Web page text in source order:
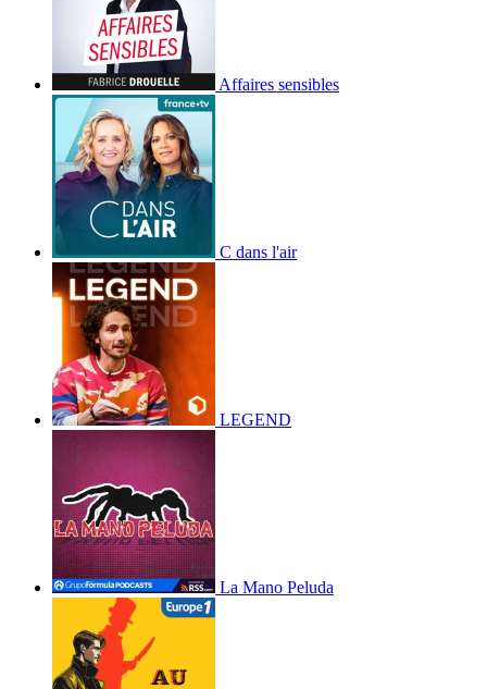
Affaires sensibles
C dans l'air
LEGEND
La Mano Peluda